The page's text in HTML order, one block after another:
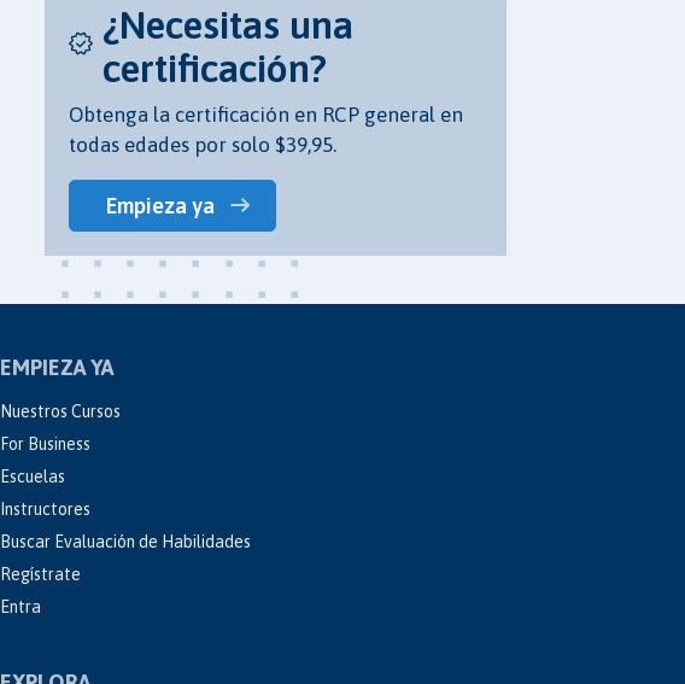
¿Necesitas una
certificación?
Obtenga la certificación en RCP general en
todas edades por solo $39,95.
Empieza ya
EMPIEZA YA
Nuestros Cursos
For Business
Escuelas
Instructores
Buscar Evaluación de Habilidades
Regístrate
Entra